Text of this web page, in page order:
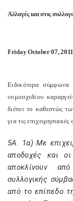
Αλλαγές και στις
Friday October 07,
Ειδικότερα
νομοσχεδίου
διέπει το καθεστώς
για τις
5Α. 1α) Με
αποδοχές και
αποκλίνουν
συλλογικής
από το επίπεδο